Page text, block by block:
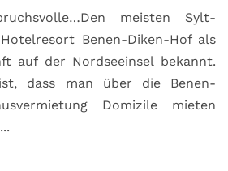
meisten Sylt-
Benen-Diken-Hof als
auf der Nordseeinsel bekannt.
dass man über die Benen-
Domizile mieten